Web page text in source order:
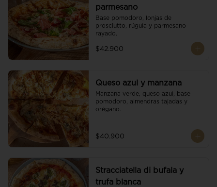
parmesano
Base pomodoro, lonjas de
prosciutto, rúgula y parmesano
rayado.
$42.900
Queso azul y manzana
Manzana verde, queso azul, base
pomodoro, almendras tajadas y
orégano.
$40.900
Stracciatella di bufala y
trufa blanca